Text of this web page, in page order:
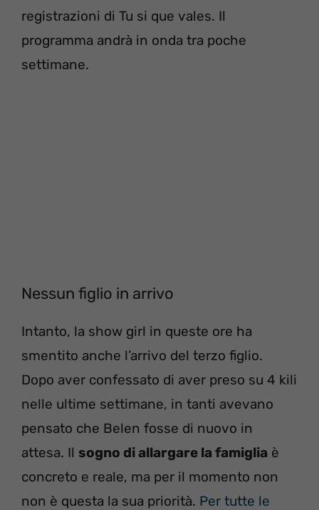
registrazioni di Tu si que vales. Il
programma andrà in onda tra poche
settimane.
Nessun figlio in arrivo
Intanto, la show girl in queste ore ha
smentito anche l’arrivo del terzo figlio.
Dopo aver confessato di aver preso su 4 kili
nelle ultime settimane, in tanti avevano
pensato che Belen fosse di nuovo in
attesa. Il sogno di allargare la famiglia è
concreto e reale, ma per il momento non
non è questa la sua priorità. Per tutte le